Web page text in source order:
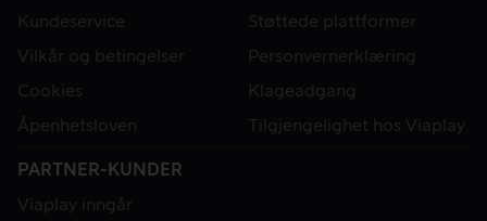
Kundeservice
Støttede plattformer
Vilkår og betingelser
Personvernerklæring
Cookies
Klageadgang
Åpenhetsloven
Tilgjengelighet hos Viaplay
PARTNER-KUNDER
Viaplay inngår